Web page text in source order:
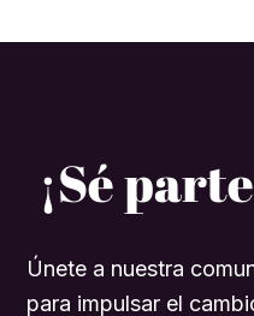
¡Sé
Únete a nuestra
para impulsar el